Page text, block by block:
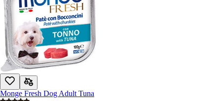
Monge Fresh Dog Adult Tuna